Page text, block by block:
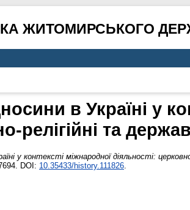
ЖИТОМИРСЬКОГО
в Україні у
релігійні та
у контексті міжнародної діяльності:
DOI: 10.35433/history.111826.